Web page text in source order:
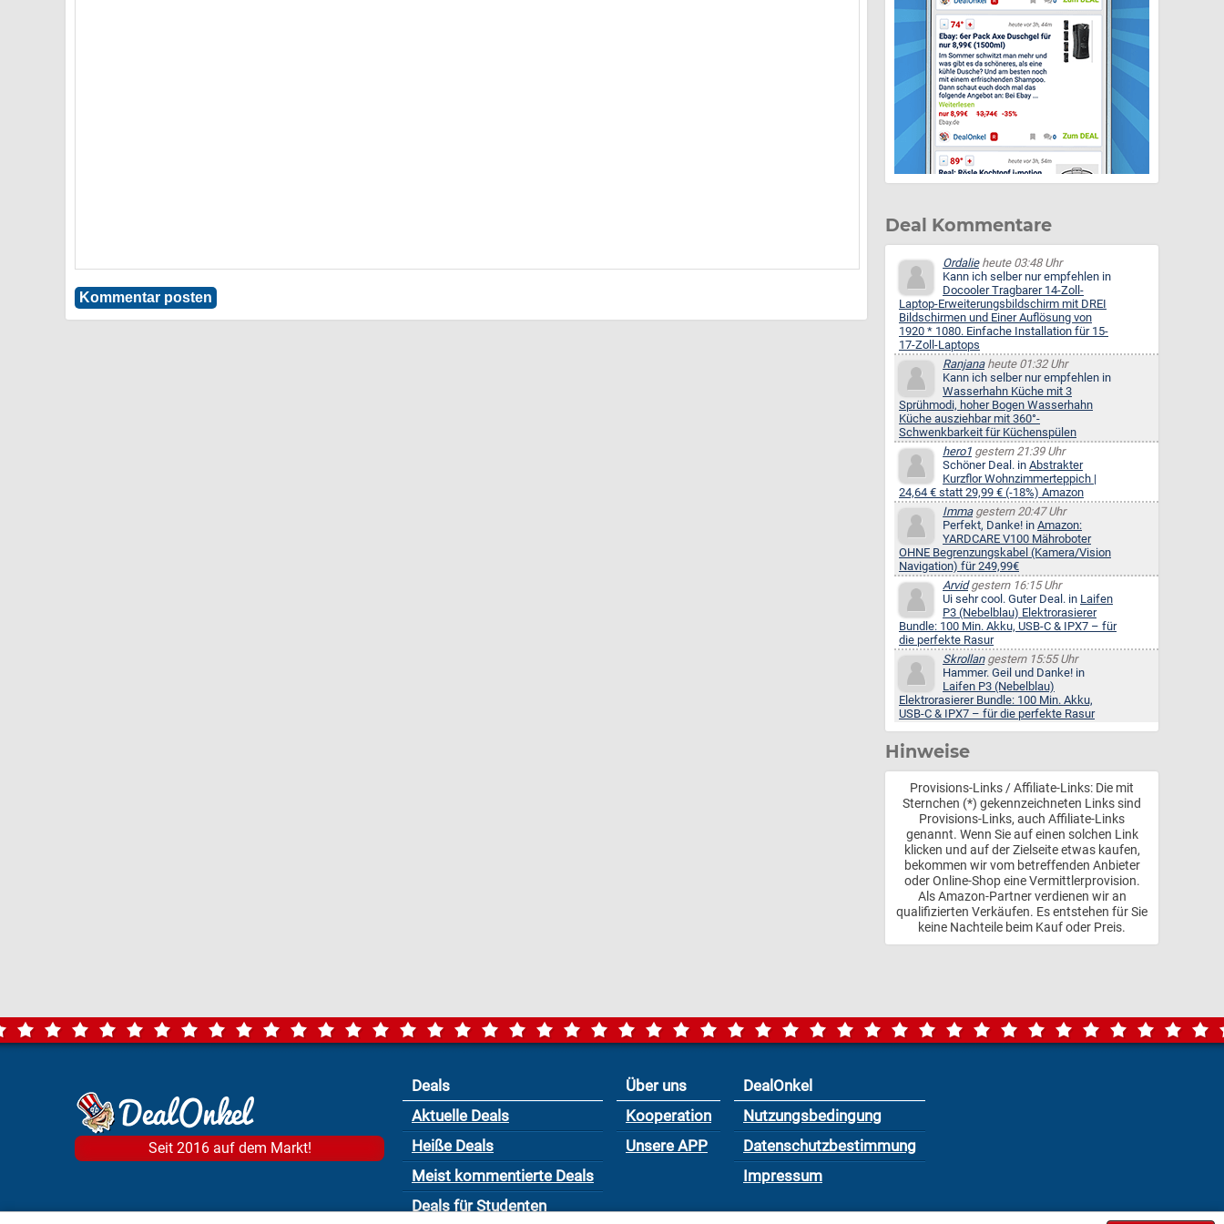
Deal Kommentare
Ordalieheute 03:48 Uhr
Kann ich selber nur empfehlen in
Docooler Tragbarer 14-Zoll-
Laptop-Erweiterungsbildschirm mit DREI
Bildschirmen und Einer Auflösung von
1920 * 1080. Einfache Installation für 15-
17-Zoll-Laptops
Ranjanaheute 01:32 Uhr
Kann ich selber nur empfehlen in
Wasserhahn Küche mit 3
Sprühmodi, hoher Bogen Wasserhahn
Küche ausziehbar mit 360°-
Schwenkbarkeit für Küchenspülen
hero1 gestern 21:39 Uhr
Schöner Deal. in Abstrakter
Kurzflor Wohnzimmerteppich |
24,64 € statt 29,99 € (-18%) Amazon
Immagestern 20:47 Uhr
Perfekt, Danke! in Amazon:
YARDCARE V100 Mähroboter
OHNE Begrenzungskabel (Kamera/Vision
Navigation) für 249,99€
Arvidgestern 16:15 Uhr
Ui sehr cool. Guter Deal. in Laifen
P3 (Nebelblau) Elektrorasierer
Bundle: 100 Min. Akku, USB-C & IPX7 – für
die perfekte Rasur
Skrollangestern 15:55 Uhr
Hammer. Geil und Danke! in
Laifen P3 (Nebelblau)
Elektrorasierer Bundle: 100 Min. Akku,
USB-C & IPX7 – für die perfekte Rasur
Hinweise
Provisions-Links / Affiliate-Links: Die mit
Sternchen (*) gekennzeichneten Links sind
Provisions-Links, auch Affiliate-Links
genannt. Wenn Sie auf einen solchen Link
klicken und auf der Zielseite etwas kaufen,
bekommen wir vom betreffenden Anbieter
oder Online-Shop eine Vermittlerprovision.
Als Amazon-Partner verdienen wir an
qualifizierten Verkäufen. Es entstehen für Sie
keine Nachteile beim Kauf oder Preis.
Seit 2016 auf dem Markt!
Deals
Aktuelle Deals
Heiße Deals
Meist kommentierte Deals
Deals für Studenten
Über uns
Kooperation
Unsere APP
DealOnkel
Nutzungsbedingung
Datenschutzbestimmung
Impressum